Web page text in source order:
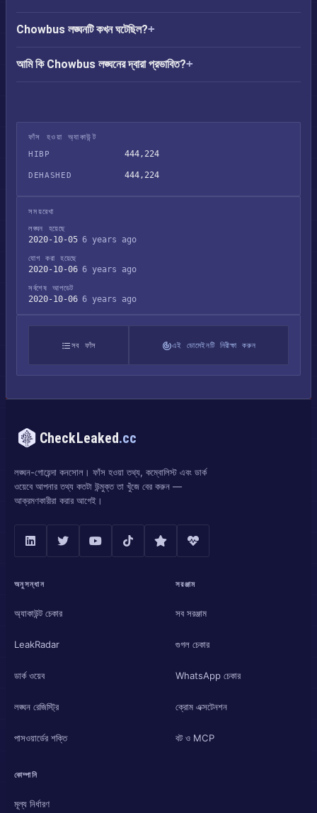
Chowbus লঙ্ঘনটি কখন ঘটেছিল?
আমি কি Chowbus লঙ্ঘনের দ্বারা প্রভাবিত?
ফাঁস হওয়া অ্যাকাউন্ট
HIBP
444,224
DEHASHED 444,224
সময়রেখা
লঙ্ঘন হয়েছে
2020-10-05 6 years ago
যোগ করা হয়েছে
2020-10-06 6 years ago
সর্বশেষ আপডেট
2020-10-06 6 years ago
সব ফাঁস এই ডোমেইনটি নিরীক্ষা করুন
CheckLeaked.cc
লঙ্ঘন-গোয়েন্দা কনসোল। ফাঁস হওয়া তথ্য, কম্বোলিস্ট এবং ডার্ক
ওয়েবে আপনার তথ্য কতটা উন্মুক্ত তা খুঁজে বের করুন —
আক্রমণকারীরা করার আগেই।
অনুসন্ধান
অ্যাকাউন্ট চেকার
LeakRadar
ডার্ক ওয়েব
লঙ্ঘন রেজিস্ট্রি
পাসওয়ার্ডের শক্তি
সরঞ্জাম
সব সরঞ্জাম
গুগল চেকার
WhatsApp চেকার
ক্রোম এক্সটেনশন
বট ও MCP
কোম্পানি
মূল্য নির্ধারণ